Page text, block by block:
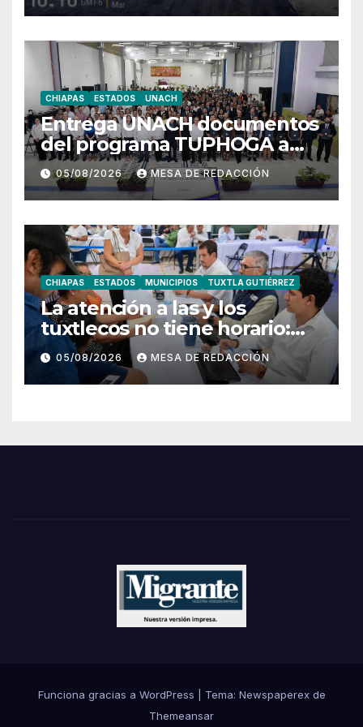
municipio
CHIAPAS ESTADOS UNACH
Entrega UNACH documentos
del programa TUPHOGA a
129 egresados de posgrado
05/08/2026 MESA DE REDACCIÓN
CHIAPAS ESTADOS MUNICIPIOS TUXTLA GUTIÉRREZ
La atención a las y los
tuxtlecos no tiene horario:
Angel Torres
05/08/2026 MESA DE REDACCIÓN
Funciona gracias a WordPress
Tema: Newspaperex de
Themeansar